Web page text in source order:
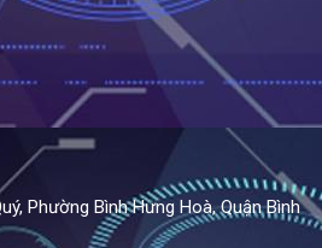
Phường Bình Hưng Hoà, Quận Bình